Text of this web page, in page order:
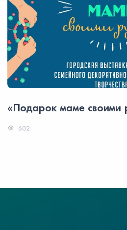
«Подарок маме своими
602